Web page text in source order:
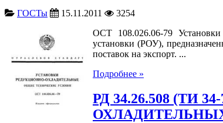
ГОСТы 15.11.2011
3254
ОСТ 108.026.06-79 Установки
установки (РОУ),
поставок на экспорт. ...
Подробнее »
РД 34.26.508 (ТИ